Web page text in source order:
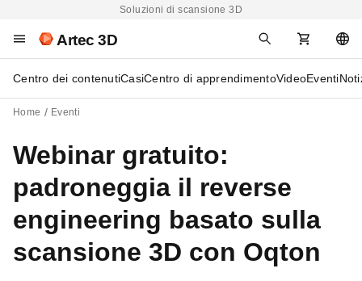
Soluzioni di scansione 3D
Artec 3D
Centro dei contenutiCasiCentro di apprendimentoVideoEventi
Home Eventi
Webinar gratuito:
padroneggia il reverse
engineering basato sulla
scansione 3D con Oqton